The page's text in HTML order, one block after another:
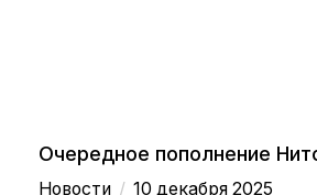
Очередное пополнение
Новости / 10 декабря 2025